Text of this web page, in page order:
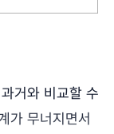
거와 비교할 수
가 무너지면서